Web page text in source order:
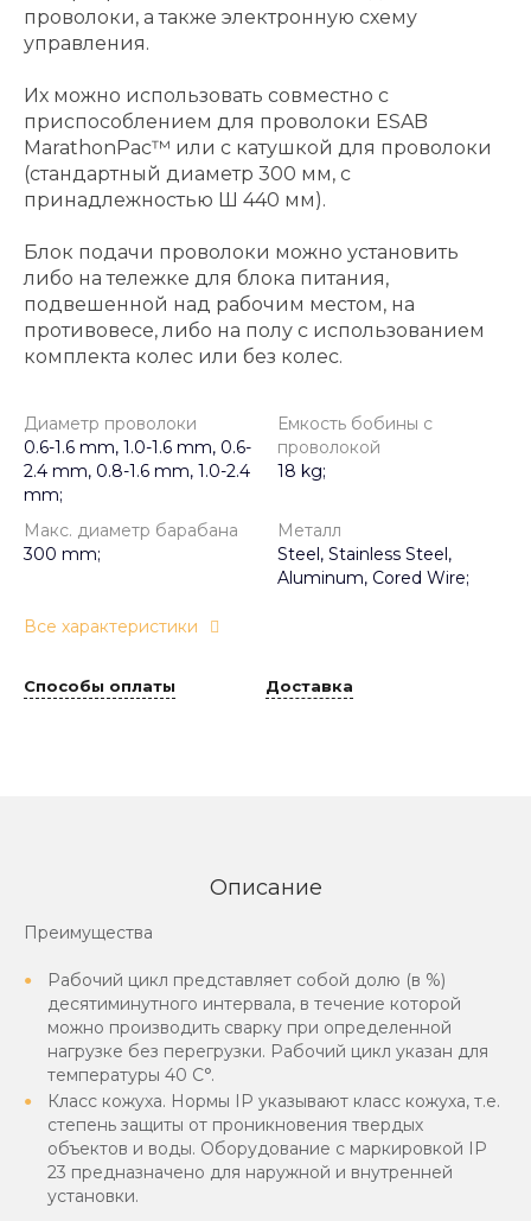
проволоки, а также электронную схему
управления.
Их можно использовать совместно с
приспособлением для проволоки ESAB
MarathonPac™ или с катушкой для проволоки
(стандартный диаметр 300 мм, с
принадлежностью Ш 440 мм).
Блок подачи проволоки можно установить
либо на тележке для блока питания,
подвешенной над рабочим местом, на
противовесе, либо на полу с использованием
комплекта колес или без колес.
Диаметр проволоки
0.6-1.6 mm, 1.0-1.6 mm, 0.6-
2.4 mm, 0.8-1.6 mm, 1.0-2.4
mm;
Емкость бобины с
проволокой
18 kg;
Макс. диаметр барабана
300 mm;
Металл
Steel, Stainless Steel,
Aluminum, Cored Wire;
Все характеристики
Способы оплаты Доставка
Описание
Преимущества
Рабочий цикл представляет собой долю (в %)
десятиминутного интервала, в течение которой
можно производить сварку при определенной
нагрузке без перегрузки. Рабочий цикл указан для
температуры 40 С°.
Класс кожуха. Нормы IP указывают класс кожуха, т.е.
степень защиты от проникновения твердых
объектов и воды. Оборудование с маркировкой IP
23 предназначено для наружной и внутренней
установки.